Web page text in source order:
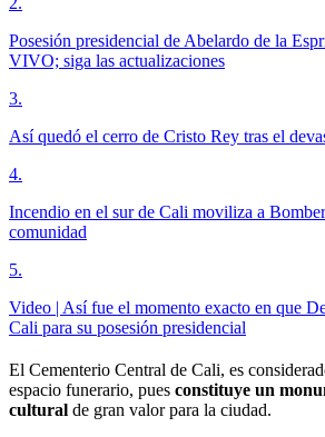
Posesión presidencial de Abelardo de la
VIVO; siga las actualizaciones
3.
Así quedó el cerro de Cristo Rey tras el
4.
Incendio en el sur de Cali moviliza a
comunidad
5.
Video | Así fue el momento exacto en que
Cali para su posesión presidencial
El Cementerio Central de Cali, es
espacio funerario, pues constituye un
cultural de gran valor para la ciudad.